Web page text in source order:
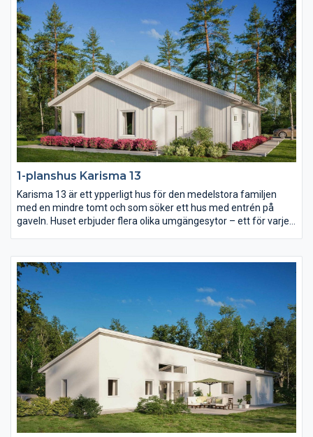
bekvämligheter inom nära räckhåll.
1-planshus Karisma 13
Karisma 13 är ett ypperligt hus för den medelstora familjen
med en mindre tomt och som söker ett hus med entrén på
gaveln. Huset erbjuder flera olika umgängesytor – ett för varje
barndelen av huset finns både allrum och wc.